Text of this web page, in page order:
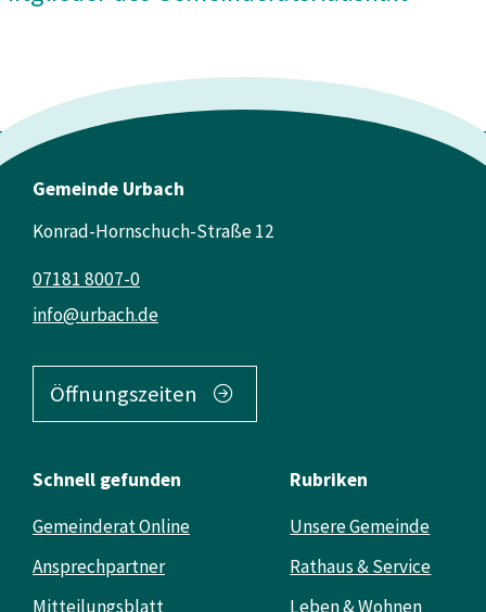
Gemeinde Urbach
Konrad-Hornschuch-Straße 12
info@urbach.de
07181 8007-0
Öffnungszeiten
Schnell gefunden
Gemeinderat Online
Ansprechpartner
Mitteilungsblatt
Rubriken
Unsere Gemeinde
Rathaus & Service
Leben & Wohnen